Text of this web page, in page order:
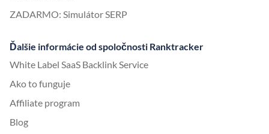
ZADARMO: Simulátor SERP
Ďalšie informácie od spoločnosti Ranktracker
White Label SaaS Backlink Service
Ako to funguje
Affiliate program
Blog